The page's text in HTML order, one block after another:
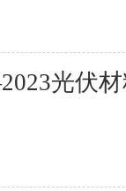
光伏